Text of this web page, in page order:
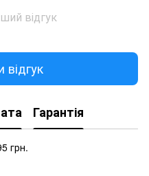
відгук
Гарантія
грн.